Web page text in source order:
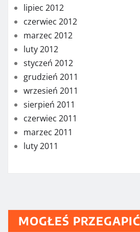
lipiec 2012
czerwiec 2012
marzec 2012
luty 2012
styczeń 2012
grudzień 2011
wrzesień 2011
sierpień 2011
czerwiec 2011
marzec 2011
luty 2011
MOGŁEŚ PRZEGAPIĆ